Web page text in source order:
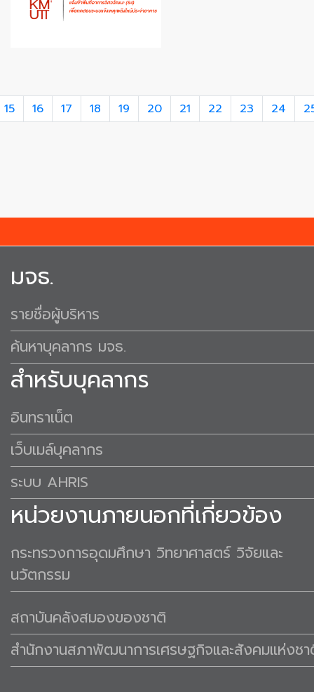
15 16 17 18 19 20 21 22 23 24
มจธ.
รายชื่อผู้บริหาร
ค้นหาบุคลากร มจธ.
สำหรับบุคลากร
อินทราเน็ต
เว็บเมล์บุคลากร
ระบบ AHRIS
หน่วยงานภายนอกที่เกี่ยวข้อง
กระทรวงการอุดมศึกษา วิทยาศาสตร์ วิจัยและ
นวัตกรรม
สถาบันคลังสมองของชาติ
สำนักงานสภาพัฒนาการเศรษฐกิจและสังคมแห่งช